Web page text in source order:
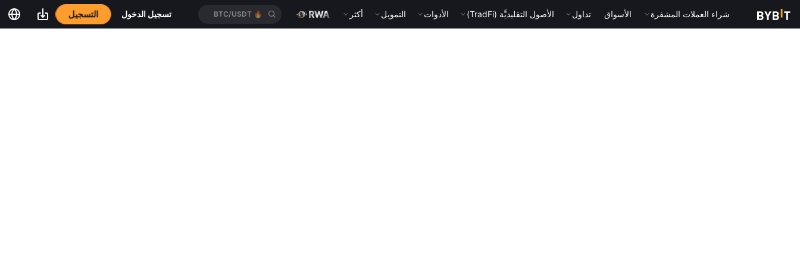
شراء العملات المشفرة الأسواق تداول الأصول التقليديَّة (TradFi) الأدوات التمويل أكثر 🔥
BTC/USDT تسجيل الدخول التسجيل